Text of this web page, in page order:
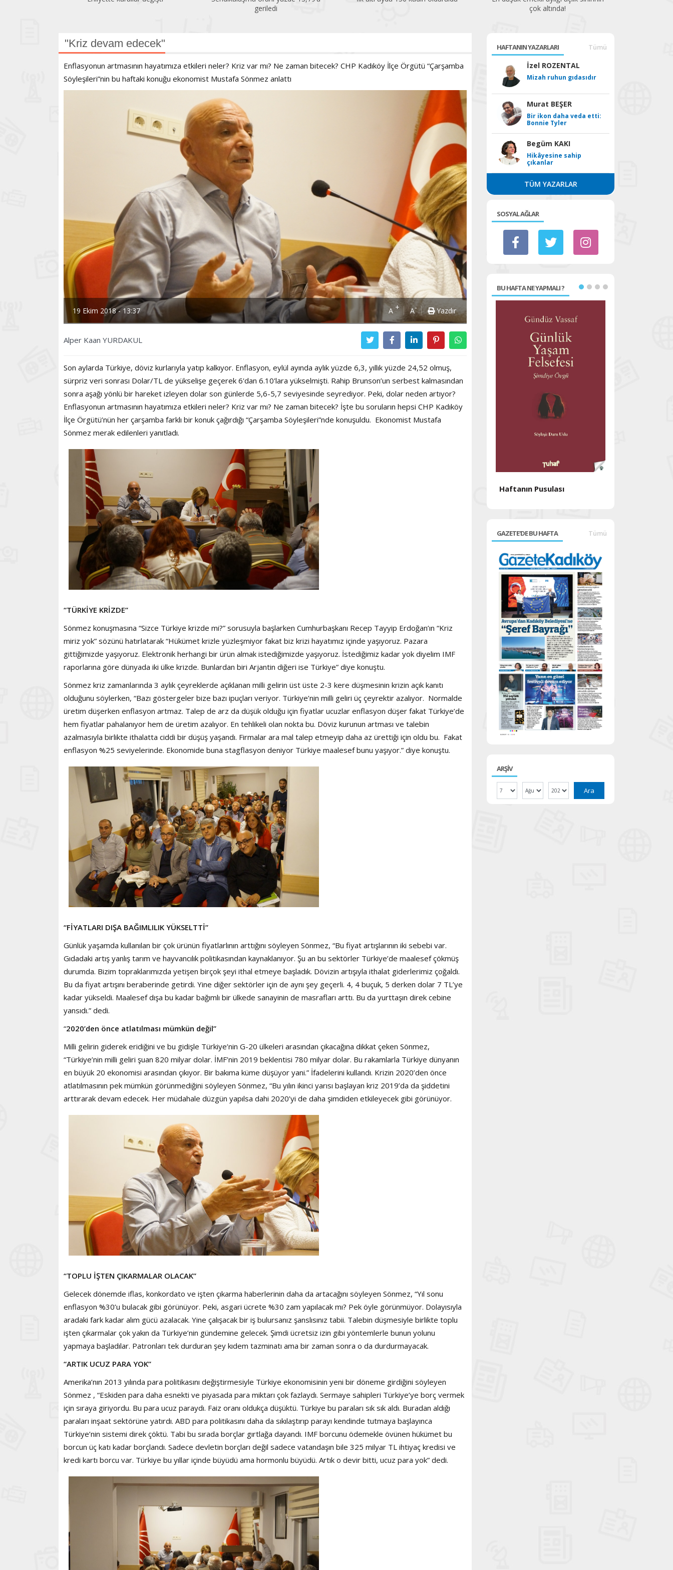
"Kriz devam edecek"
Enflasyonun artmasının hayatımıza etkileri neler? Kriz var mı? Ne zaman bitecek? CHP Kadıköy İlçe Örgütü “Çarşamba
Söyleşileri”nin bu haftaki konuğu ekonomist Mustafa Sönmez anlattı
19 Ekim 2018 - 13:37 A + A- Yazdır
Alper Kaan YURDAKUL
Son aylarda Türkiye, döviz kurlarıyla yatıp kalkıyor. Enflasyon, eylül ayında aylık yüzde 6,3, yıllık yüzde 24,52 olmuş,
sürpriz veri sonrası Dolar/TL de yükselişe geçerek 6'dan 6.10'lara yükselmişti. Rahip Brunson’un serbest kalmasından
sonra aşağı yönlü bir hareket izleyen dolar son günlerde 5,6-5,7 seviyesinde seyrediyor. Peki, dolar neden artıyor?
Enflasyonun artmasının hayatımıza etkileri neler? Kriz var mı? Ne zaman bitecek? İşte bu soruların hepsi CHP Kadıköy
İlçe Örgütü’nün her çarşamba farklı bir konuk çağırdığı “Çarşamba Söyleşileri”nde konuşuldu. Ekonomist Mustafa
Sönmez merak edilenleri yanıtladı.
“TÜRKİYE KRİZDE”
Sönmez konuşmasına “Sizce Türkiye krizde mi?” sorusuyla başlarken Cumhurbaşkanı Recep Tayyip Erdoğan’ın “Kriz
miriz yok” sözünü hatırlatarak “Hükümet krizle yüzleşmiyor fakat biz krizi hayatımız içinde yaşıyoruz. Pazara
gittiğimizde yaşıyoruz. Elektronik herhangi bir ürün almak istediğimizde yaşıyoruz. İstediğimiz kadar yok diyelim IMF
raporlarına göre dünyada iki ülke krizde. Bunlardan biri Arjantin diğeri ise Türkiye” diye konuştu.
Sönmez kriz zamanlarında 3 aylık çeyreklerde açıklanan milli gelirin üst üste 2-3 kere düşmesinin krizin açık kanıtı
olduğunu söylerken, “Bazı göstergeler bize bazı ipuçları veriyor. Türkiye’nin milli geliri üç çeyrektir azalıyor. Normalde
üretim düşerken enflasyon artmaz. Talep de arz da düşük olduğu için fiyatlar ucuzlar enflasyon düşer fakat Türkiye’de
hem fiyatlar pahalanıyor hem de üretim azalıyor. En tehlikeli olan nokta bu. Döviz kurunun artması ve talebin
azalmasıyla birlikte ithalatta ciddi bir düşüş yaşandı. Firmalar ara mal talep etmeyip daha az ürettiği için oldu bu. Fakat
enflasyon %25 seviyelerinde. Ekonomide buna stagflasyon deniyor Türkiye maalesef bunu yaşıyor.” diye konuştu.
“FİYATLARI DIŞA BAĞIMLILIK YÜKSELTTİ”
Günlük yaşamda kullanılan bir çok ürünün fiyatlarlının arttığını söyleyen Sönmez, “Bu fiyat artışlarının iki sebebi var.
Gıdadaki artış yanlış tarım ve hayvancılık politikasından kaynaklanıyor. Şu an bu sektörler Türkiye’de maalesef çökmüş
durumda. Bizim topraklarımızda yetişen birçok şeyi ithal etmeye başladık. Dövizin artışıyla ithalat giderlerimiz çoğaldı.
Bu da fiyat artışını beraberinde getirdi. Yine diğer sektörler için de aynı şey geçerli. 4, 4 buçuk, 5 derken dolar 7 TL’ye
kadar yükseldi. Maalesef dışa bu kadar bağımlı bir ülkede sanayinin de masrafları arttı. Bu da yurttaşın direk cebine
yansıdı.” dedi.
“2020’den önce atlatılması mümkün değil”
Milli gelirin giderek eridiğini ve bu gidişle Türkiye’nin G-20 ülkeleri arasından çıkacağına dikkat çeken Sönmez,
“Türkiye’nin milli geliri şuan 820 milyar dolar. İMF’nin 2019 beklentisi 780 milyar dolar. Bu rakamlarla Türkiye dünyanın
en büyük 20 ekonomisi arasından çıkıyor. Bir bakıma küme düşüyor yani.” İfadelerini kullandı. Krizin 2020’den önce
atlatılmasının pek mümkün görünmediğini söyleyen Sönmez, “Bu yılın ikinci yarısı başlayan kriz 2019’da da şiddetini
arttırarak devam edecek. Her müdahale düzgün yapılsa dahi 2020’yi de daha şimdiden etkileyecek gibi görünüyor.
“TOPLU İŞTEN ÇIKARMALAR OLACAK”
Gelecek dönemde iflas, konkordato ve işten çıkarma haberlerinin daha da artacağını söyleyen Sönmez, “Yıl sonu
enflasyon %30’u bulacak gibi görünüyor. Peki, asgari ücrete %30 zam yapılacak mı? Pek öyle görünmüyor. Dolayısıyla
aradaki fark kadar alım gücü azalacak. Yine çalışacak bir iş bulursanız şanslısınız tabii. Talebin düşmesiyle birlikte toplu
işten çıkarmalar çok yakın da Türkiye’nin gündemine gelecek. Şimdi ücretsiz izin gibi yöntemlerle bunun yolunu
yapmaya başladılar. Patronları tek durduran şey kıdem tazminatı ama bir zaman sonra o da durdurmayacak.
“ARTIK UCUZ PARA YOK”
Amerika’nın 2013 yılında para politikasını değiştirmesiyle Türkiye ekonomisinin yeni bir döneme girdiğini söyleyen
Sönmez , “Eskiden para daha esnekti ve piyasada para miktarı çok fazlaydı. Sermaye sahipleri Türkiye’ye borç vermek
için sıraya giriyordu. Bu para ucuz paraydı. Faiz oranı oldukça düşüktü. Türkiye bu paraları sık sık aldı. Buradan aldığı
paraları inşaat sektörüne yatırdı. ABD para politikasını daha da sıkılaştırıp parayı kendinde tutmaya başlayınca
Türkiye’nin sistemi direk çöktü. Tabi bu sırada borçlar gırtlağa dayandı. IMF borcunu ödemekle övünen hükümet bu
borcun üç katı kadar borçlandı. Sadece devletin borçları değil sadece vatandaşın bile 325 milyar TL ihtiyaç kredisi ve
kredi kartı borcu var. Türkiye bu yıllar içinde büyüdü ama hormonlu büyüdü. Artık o devir bitti, ucuz para yok” dedi.
HAFTANIN YAZARLARI Tümü
İzel ROZENTAL
Mizah ruhun gıdasıdır
Murat BEŞER
Bir ikon daha veda etti:
Bonnie Tyler
Begüm KAKI
Hikâyesine sahip
çıkanlar
TÜM YAZARLAR
SOSYAL AĞLAR
BU HAFTA NE YAPMALI ?
Haftanın Sinevizyonu
Haftanın Pusulası
GAZETE'DE BU HAFTA Tümü
ARŞİV
Ara